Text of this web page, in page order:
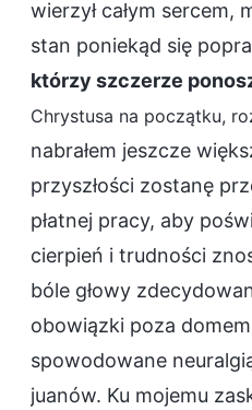
wierzył całym sercem,
stan poniekąd się
którzy szczerze
Chrystusa na początku,
nabrałem jeszcze
przyszłości zostanę
płatnej pracy, aby
cierpień i trudności
bóle głowy
obowiązki poza
spowodowane
juanów. Ku mojemu